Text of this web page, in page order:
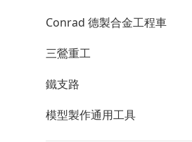
Conrad 德製合金工程車
三鶯重工
鐵支路
模型製作通用工具